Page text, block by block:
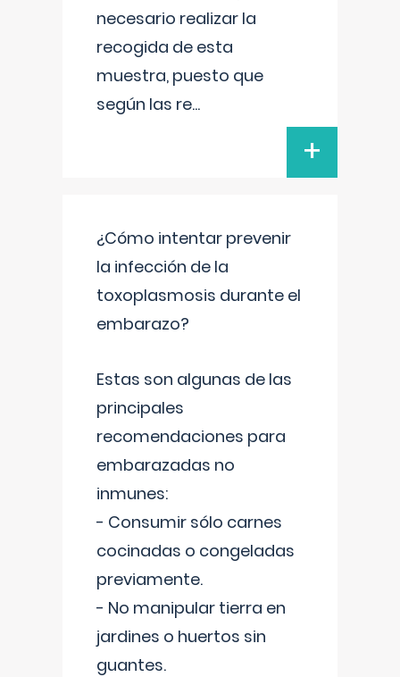
necesario realizar la
recogida de esta
muestra, puesto que
según las re...
+
¿Cómo intentar prevenir
la infección de la
toxoplasmosis durante el
embarazo?
Estas son algunas de las
principales
recomendaciones para
embarazadas no
inmunes:
- Consumir sólo carnes
cocinadas o congeladas
previamente.
- No manipular tierra en
jardines o huertos sin
guantes.